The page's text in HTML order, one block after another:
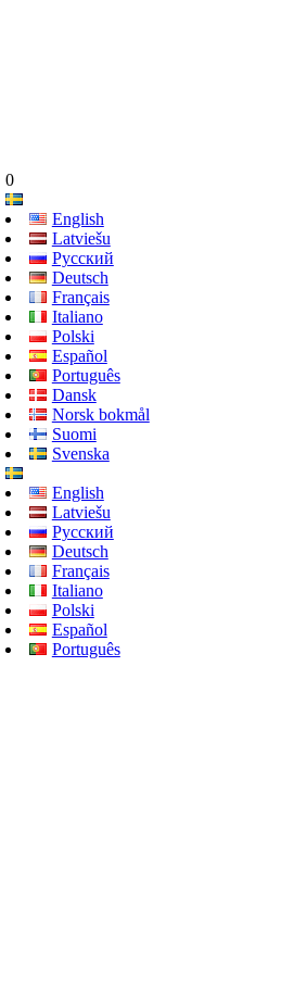
0
English
Latviešu
Русский
Deutsch
Français
Italiano
Polski
Español
Português
Dansk
Norsk bokmål
Suomi
Svenska
English
Latviešu
Русский
Deutsch
Français
Italiano
Polski
Español
Português